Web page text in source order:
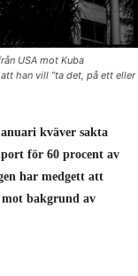
USA mot Kuba
han vill ”ta det, på ett eller
kväver sakta
för 60 procent av
har medgett att
mot bakgrund av